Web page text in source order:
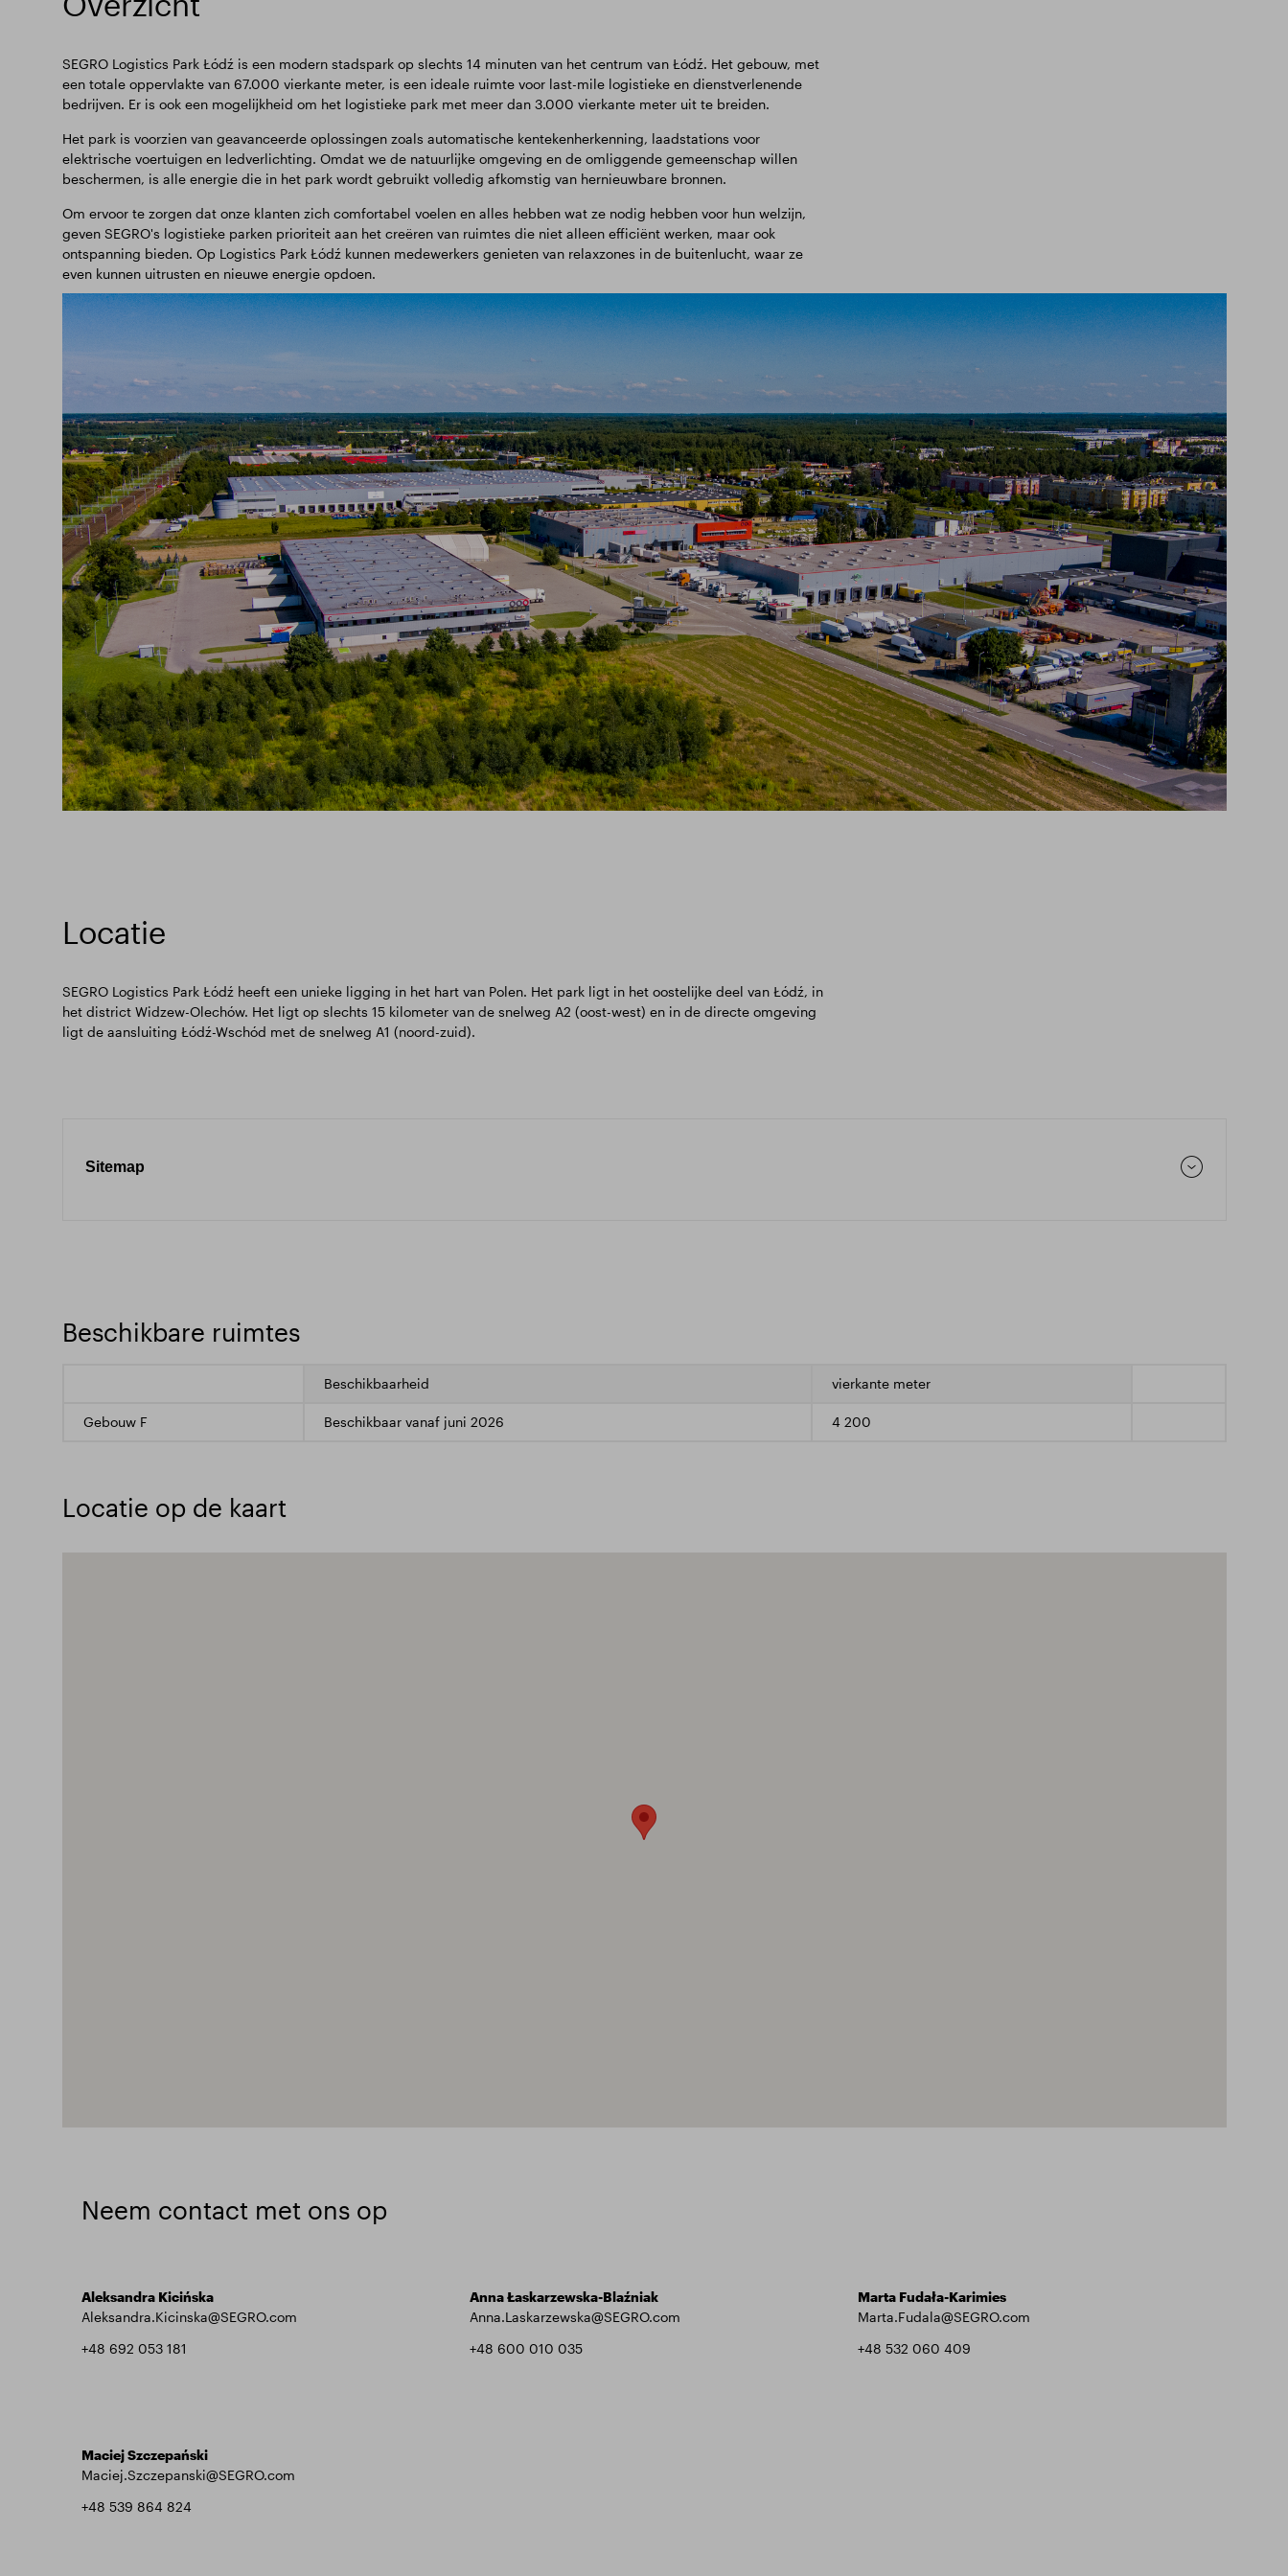
SEGRO Logistics Park Łódź is een modern stadspark op slechts 14 minuten van het centrum van Łódź. Het gebouw, met
een totale oppervlakte van 67.000 vierkante meter, is een ideale ruimte voor last-mile logistieke en dienstverlenende
bedrijven. Er is ook een mogelijkheid om het logistieke park met meer dan 3.000 vierkante meter uit te breiden.
Het park is voorzien van geavanceerde oplossingen zoals automatische kentekenherkenning, laadstations voor
elektrische voertuigen en ledverlichting. Omdat we de natuurlijke omgeving en de omliggende gemeenschap willen
beschermen, is alle energie die in het park wordt gebruikt volledig afkomstig van hernieuwbare bronnen.
Om ervoor te zorgen dat onze klanten zich comfortabel voelen en alles hebben wat ze nodig hebben voor hun welzijn,
geven SEGRO's logistieke parken prioriteit aan het creëren van ruimtes die niet alleen efficiënt werken, maar ook
ontspanning bieden. Op Logistics Park Łódź kunnen medewerkers genieten van relaxzones in de buitenlucht, waar ze
even kunnen uitrusten en nieuwe energie opdoen.
Locatie
SEGRO Logistics Park Łódź heeft een unieke ligging in het hart van Polen. Het park ligt in het oostelijke deel van Łódź, in
het district Widzew-Olechów. Het ligt op slechts 15 kilometer van de snelweg A2 (oost-west) en in de directe omgeving
ligt de aansluiting Łódź-Wschód met de snelweg A1 (noord-zuid).
Sitemap
Beschikbare ruimtes
Beschikbaarheid vierkante meter
Gebouw F Beschikbaar vanaf juni 2026 4 200
Locatie op de kaart
Neem contact met ons op
Aleksandra Kicińska
Aleksandra.Kicinska@SEGRO.com
+48 692 053 181
Anna Łaskarzewska-Blaźniak
Anna.Laskarzewska@SEGRO.com
+48 600 010 035
Marta Fudała-Karimies
Marta.Fudala@SEGRO.com
+48 532 060 409
Maciej Szczepański
Maciej.Szczepanski@SEGRO.com
+48 539 864 824